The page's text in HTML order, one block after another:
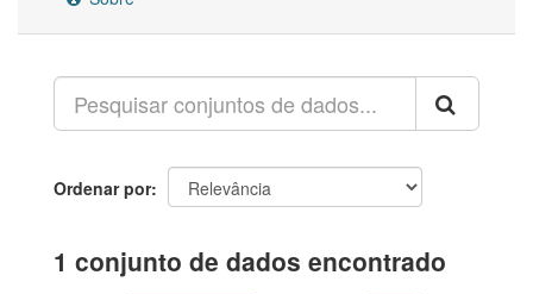
Ordenar por
1 conjunto de dados encontrado